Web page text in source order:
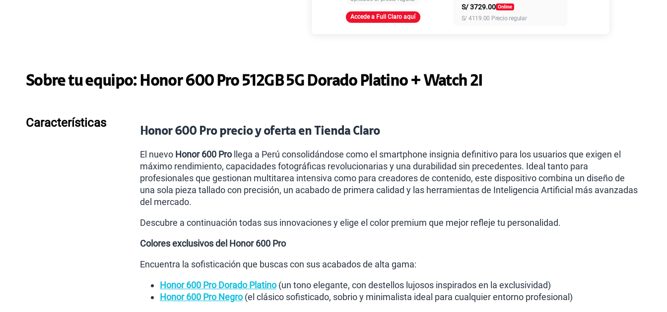
155 GB
Accede a Full Claro aquí
S/3729.00
S/ 4119.00 Precio regular
Sobre tu equipo: Honor600 Pro 512GB 5G Dorado Platino + Watch 2I
Características
Honor 600 Pro precio y oferta en Tienda Claro
El nuevo Honor 600 Prollega a Perú consolidándose como el smartphone insignia definitivo para los usuarios que exigen el
máximo rendimiento, capacidades fotográficas revolucionarias y una durabilidad sin precedentes. Ideal tanto para
profesionales que gestionan multitarea intensiva como para creadores de contenido, este dispositivo combina un diseño de
una sola pieza tallado con precisión, un acabado de primera calidad y las herramientas de Inteligencia Artificial más avanzadas
del mercado.
Descubre a continuación todas sus innovaciones y elige el color premium que mejor refleje tu personalidad.
Colores exclusivos del Honor 600 Pro
Encuentra la sofisticación que buscas con sus acabados de alta gama:
Honor 600 Pro Dorado Platino(un tono elegante, con destellos lujosos inspirados en la exclusividad)
Honor 600 Pro Negro(el clásico sofisticado, sobrio y minimalista ideal para cualquier entorno profesional)